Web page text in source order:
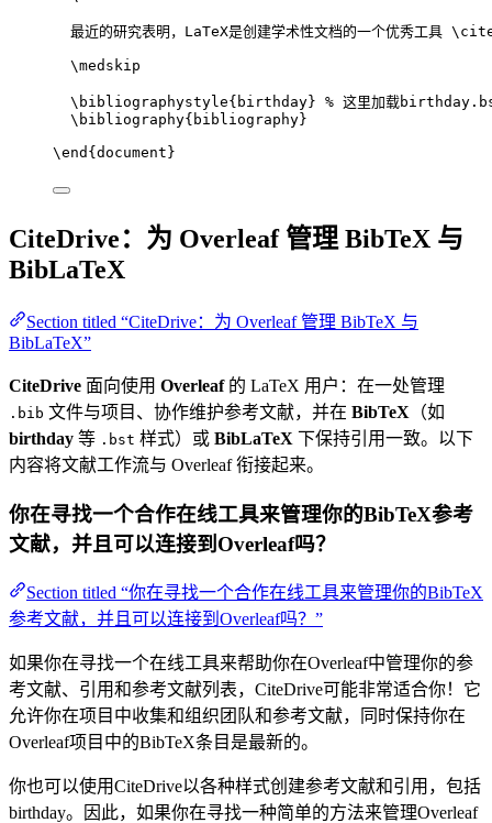
最近的研究表明，LaTeX是创建学术性文档的一个优秀工具
\medskip
\bibliographystyle{birthday} % 这里加载
\bibliography{bibliography}
\end { document }
CiteDrive：为 Overleaf 管理 BibTeX 与
BibLaTeX
Section titled “CiteDrive：为 Overleaf 管理 BibTeX 与
BibLaTeX”
CiteDrive 面向使用 Overleaf的 LaTeX 用户：在一处管理
.bib 文件与项目、协作维护参考文献，并在 BibTeX （如
birthday 等 .bst 样式）或 BibLaTeX 下保持引用一致。以下
内容将文献工作流与 Overleaf 衔接起来。
你在寻找一个合作在线工具来管理你的BibTeX参考
文献，并且可以连接到Overleaf吗？
Section titled “你在寻找一个合作在线工具来管理你的BibTeX
参考文献，并且可以连接到Overleaf吗？”
如果你在寻找一个在线工具来帮助你在Overleaf中管理你的参
考文献、引用和参考文献列表，CiteDrive可能非常适合你！它
允许你在项目中收集和组织团队和参考文献，同时保持你在
Overleaf项目中的BibTeX条目是最新的。
你也可以使用CiteDrive以各种样式创建参考文献和引用，包括
birthday。因此，如果你在寻找一种简单的方法来管理Overleaf